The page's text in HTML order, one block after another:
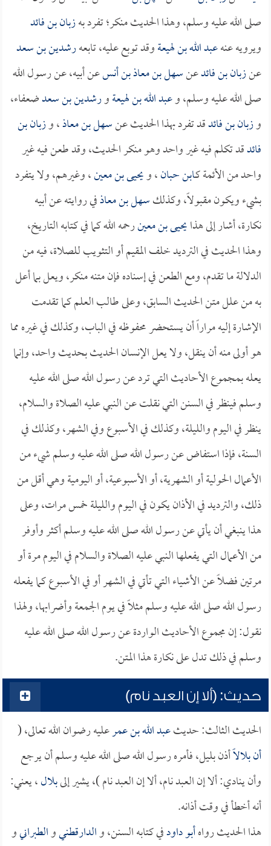
صلى الله عليه وسلم، وهذا الحديث منكر؛ تفرد بهزبان بن فائد
ويرويه عنهعبد الله بن لهيعةوقد توبع عليه، تابعهرشدين بن سعد
عنزبان بن فائدعنسهل بن معاذ بن أنسعن أبيه، عن رسول الله
صلى الله عليه وسلم، وعبد الله بن لهيعةورشدين بن سعدضعفاء،
وزبان بن فائدقد تفرد بهذا الحديث عنسهل بن معاذ، وزبان بن
فائدقد تكلم فيه غير واحد وهو منكر الحديث، وقد طعن فيه غير
واحد من الأئمة كـابن حبان، ويحيى بن معين، وغيرهم، ولا يتفرد
بشيء ويكون مقبولاً، وكذلكسهل بن معاذفي روايته عن أبيه
نكارة، أشار إلى هذايحيى بن معينرحمه الله كما في كتابه التاريخ،
وهذا الحديث في الترديد خلف المقيم أو التثويب للصلاة، فيه من
الدلالة ما تقدم، ومع الطعن في إسناده فإن متنه منكر، ويعل بما أعل
به من علل متن الحديث السابق، وعلى طالب العلم كما تقدمت
الإشارة إليه مراراً أن يستحضر محفوظه في الباب، وكذلك في غيره مما
هو أولى منه أن ينقل، ولا يعل الإنسان الحديث بحديث واحد، وإنما
يعله بمجموع الأحاديث التي ترد عن رسول الله صلى الله عليه
وسلم فينظر في السنن التي نقلت عن النبي عليه الصلاة والسلام،
ينظر في اليوم والليلة، وكذلك في الأسبوع وفي الشهر، وكذلك في
السنة، فإذا استفاض عن رسول الله صلى الله عليه وسلم شيء من
الأعمال الحولية أو الشهرية، أو الأسبوعية، أو اليومية وهي أقل من
ذلك، والترديد في الأذان يكون في اليوم والليلة خمس مرات، وعلى
هذا ينبغي أن يأتي عن رسول الله صلى الله عليه وسلم أكثر وأوفر
من الأعمال التي يفعلها النبي عليه الصلاة والسلام في اليوم مرة أو
مرتين فضلاً عن الأشياء التي تأتي في الشهر أو في الأسبوع كما يفعله
رسول الله صلى الله عليه وسلم مثلاً في يوم الجمعة وأضرابها، ولهذا
نقول: إن مجموع الأحاديث الواردة عن رسول الله صلى الله عليه
وسلم في ذلك تدل على نكارة هذا المتن.
حديث: (ألا إن العبد نام)
الحديث الثالث: حديثعبد الله بن عمرعليه رضوان الله تعالى، (
أنبلالاًأذن بليل، فأمره رسول الله صلى الله عليه وسلم أن يرجع
وأن ينادي: ألا إن العبد نام، ألا إن العبد نام )، يشير إلىبلال، يعني:
أنه أخطأ في وقت أذانه.
هذا الحديث رواهأبو داودفي كتابه السنن، والدارقطنيوالطبرانيو